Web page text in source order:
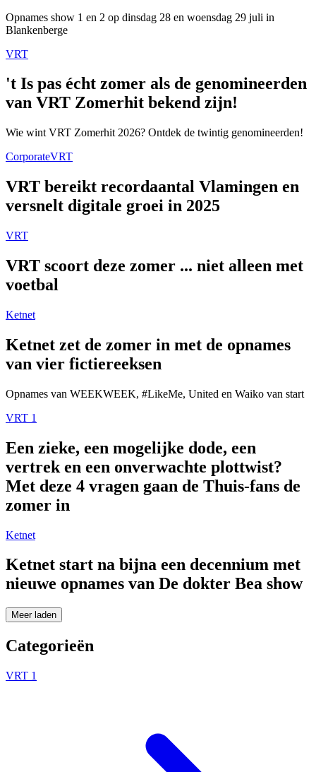
Opnames show 1 en 2 op dinsdag 28 en woensdag 29 juli in
Blankenberge
VRT
't Is pas écht zomer als de genomineerden
van VRT Zomerhit bekend zijn!
Wie wint VRT Zomerhit 2026? Ontdek de twintig genomineerden!
CorporateVRT
VRT bereikt recordaantal Vlamingen en
versnelt digitale groei in 2025
VRT
VRT scoort deze zomer ... niet alleen met
voetbal
Ketnet
Ketnet zet de zomer in met de opnames
van vier fictiereeksen
Opnames van WEEKWEEK, #LikeMe, United en Waiko van start
VRT 1
Een zieke, een mogelijke dode, een
vertrek en een onverwachte plottwist?
Met deze 4 vragen gaan de Thuis-fans de
zomer in
Ketnet
Ketnet start na bijna een decennium met
nieuwe opnames van De dokter Bea show
Meer laden
Categorieën
VRT 1